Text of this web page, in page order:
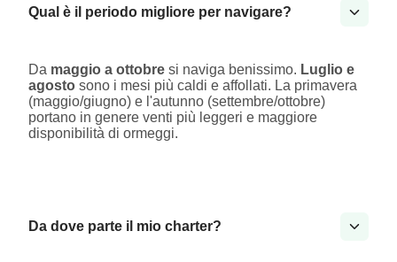
Qual è il periodo migliore per navigare?
Da maggio a ottobre si naviga benissimo. Luglio e
agosto sono i mesi più caldi e affollati. La primavera
(maggio/giugno) e l'autunno (settembre/ottobre)
portano in genere venti più leggeri e maggiore
disponibilità di ormeggi.
Da dove parte il mio charter?